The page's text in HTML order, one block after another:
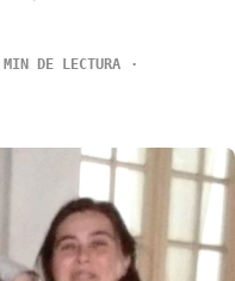
DE LECTURA